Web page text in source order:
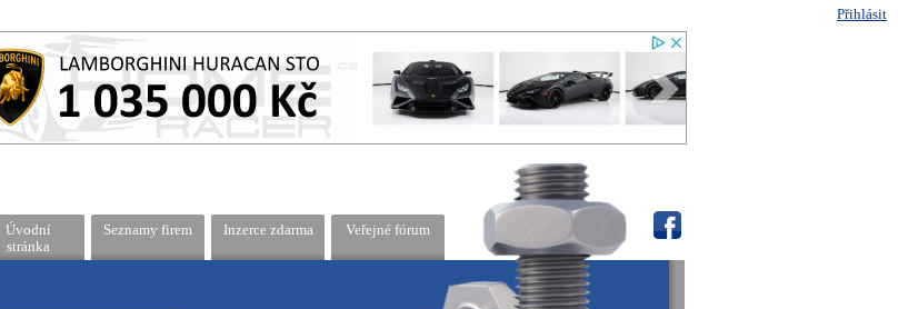
Přihlásit
Úvodní
stránka
Seznamy firem Inzerce zdarma Veřejné fórum